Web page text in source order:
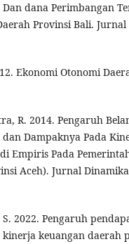
dana Perimbangan
Provinsi Bali.
Ekonomi Otonomi
R. 2014. Pengaruh
Dampaknya Pada
Empiris Pada
Aceh). Jurnal
2022. Pengaruh
keuangan daerah